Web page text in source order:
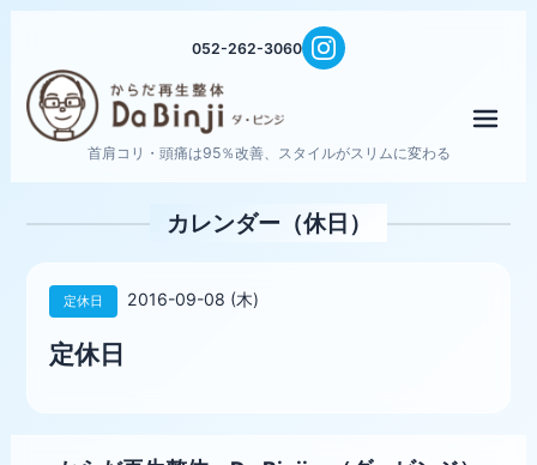
052-262-3060
首肩コリ・頭痛は95％改善、スタイルがスリムに変わる
カレンダー（休日）
定休日 2016-09-08 (木)
定休日